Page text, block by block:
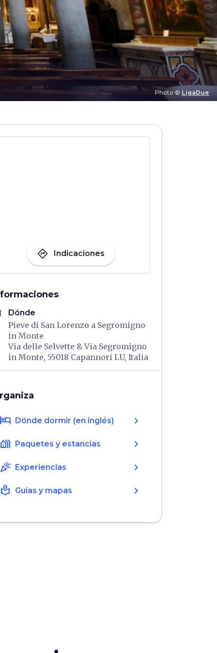
Photo © LigaDue
directions Indicaciones
Dónde
Pieve di San Lorenzo a Segromigno
in Monte
Via delle Selvette & Via Segromigno
in Monte, 55018 Capannori LU, Italia
hotel Dónde dormir (en inglés) chevron_right
holiday_village Paquetes y estancias chevron_right
celebration Experiencias chevron_right
local_library Guías y mapas chevron_right